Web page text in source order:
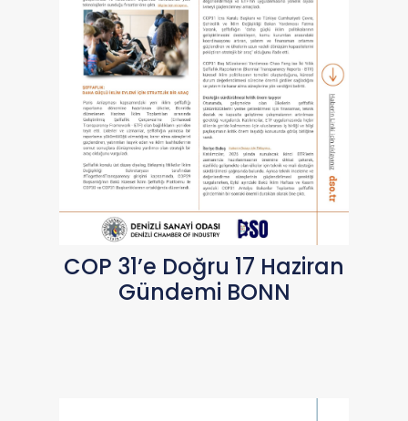
COP 31’e Doğru 17 Haziran
Gündemi BONN